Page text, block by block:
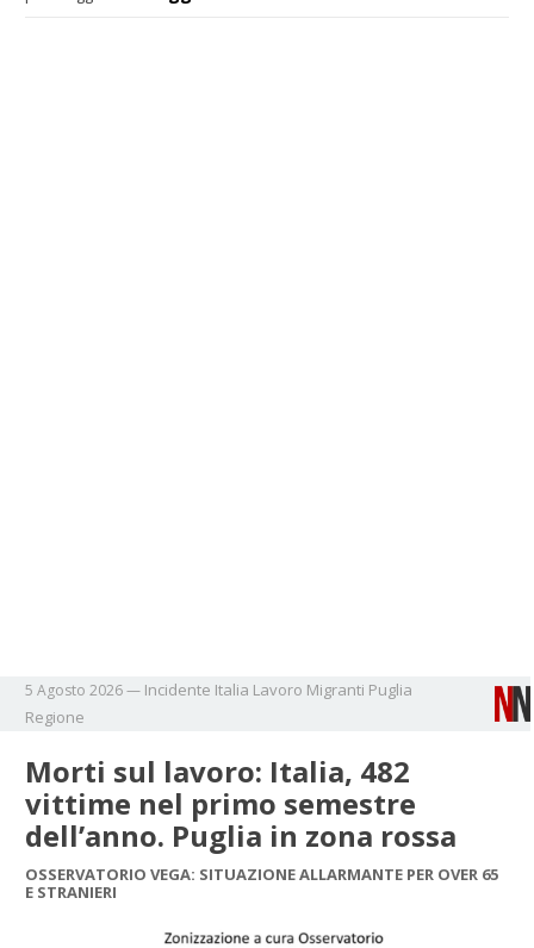
5 Agosto 2026— Incidente Italia Lavoro Migranti Puglia
Regione
Morti sul lavoro: Italia, 482
vittime nel primo semestre
dell’anno. Puglia in zona rossa
OSSERVATORIO VEGA: SITUAZIONE ALLARMANTE PER OVER 65
E STRANIERI